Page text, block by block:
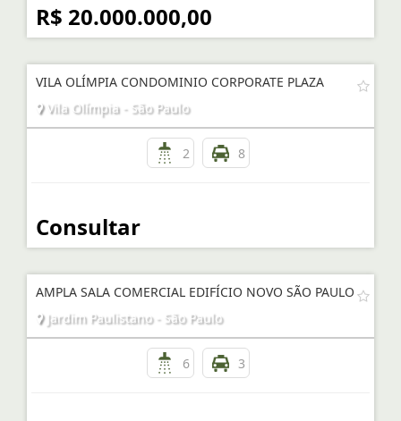
R$ 20.000.000,00
VILA OLÍMPIA CONDOMINIO CORPORATE PLAZA
Vila Olímpia - São Paulo
2 8
Consultar
AMPLA SALA COMERCIAL EDIFÍCIO NOVO SÃO PAULO
Jardim Paulistano - São Paulo
6 3